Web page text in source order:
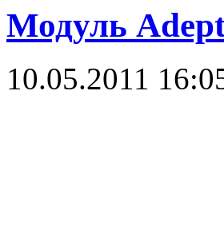
Модуль
10.05.2011